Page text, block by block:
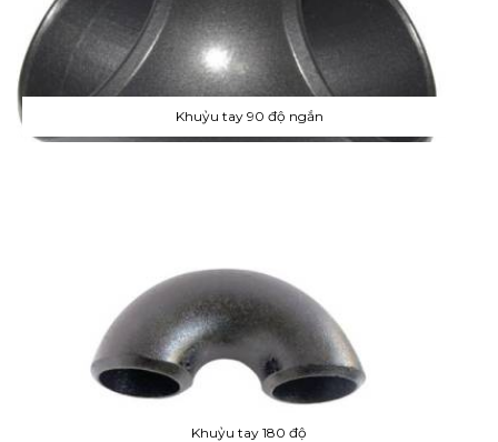
Khuỷu tay 90 độ ngắn
Khuỷu tay 180 độ